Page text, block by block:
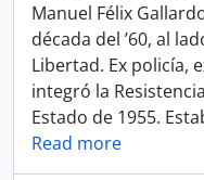
Manuel Félix
década del ’60, al
Libertad. Ex policía,
integró la
Estado de 1955.
Read more